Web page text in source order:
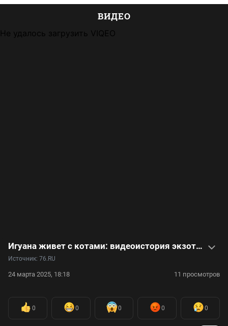
ВИДЕО
Не удалось загрузить VIQEO
Игуана живет с котами: видеоистория экзотического питомца
Источник: 76.RU
24 марта 2025, 18:18 11 просмотров
0 0 0 0 0